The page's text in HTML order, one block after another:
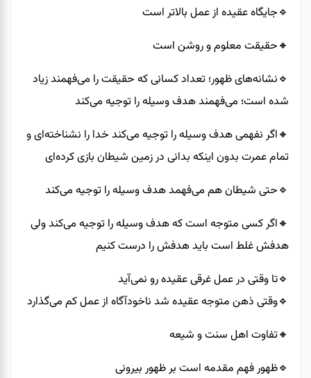
🔹️جایگاه عقیده از عمل بالاتر است
🔸️حقیقت معلوم و روشن است
🔹️نشانه‌های ظهور؛ تعداد کسانی که حقیقت را می‌فهمند زیاد
شده است؛ می‌فهمند هدف وسیله را توجیه می‌کند
🔸️اگر نفهمی هدف وسیله را توجیه می‌کند خدا را نشناخته‌ای و
تمام عمرت بدون اینکه بدانی در زمین شیطان بازی کرده‌ای
🔹️حتی شیطان هم می‌فهمد هدف وسیله را توجیه می‌کند
🔸️اگر کسی متوجه است که هدف وسیله را توجیه می‌کند ولی
هدفش غلط است باید هدفش را درست کنیم
🔹️تا وقتی در عمل غرقی عقیده رو نمی‌آید
🔹️وقتی ذهن متوجه عقیده شد ناخودآگاه از عمل کم می‌گذارد
🔸️تفاوت اهل سنت و شیعه
🔹️ظهور فهم مقدمه است بر ظهور بیرونی